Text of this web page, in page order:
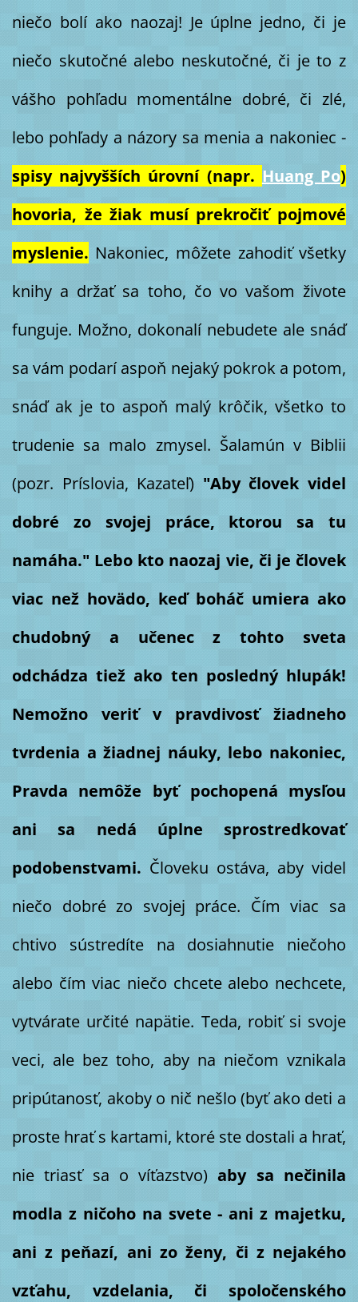
niečo bolí ako naozaj! Je úplne jedno, či je
niečo skutočné alebo neskutočné, či je to z
vášho pohľadu momentálne dobré, či zlé,
lebo pohľady a názory sa menia a nakoniec -
spisy najvyšších úrovní (napr. Huang Po)
hovoria, že žiak musí prekročiť pojmové
myslenie. Nakoniec, môžete zahodiť všetky
knihy a držať sa toho, čo vo vašom živote
funguje. Možno, dokonalí nebudete ale snáď
sa vám podarí aspoň nejaký pokrok a potom,
snáď ak je to aspoň malý krôčik, všetko to
trudenie sa malo zmysel. Šalamún v Biblii
(pozr. Príslovia, Kazateľ) "Aby človek videl
dobré zo svojej práce, ktorou sa tu
namáha." Lebo kto naozaj vie, či je človek
viac než hovädo, keď boháč umiera ako
chudobný a učenec z tohto sveta
odchádza tiež ako ten posledný hlupák!
Nemožno veriť v pravdivosť žiadneho
tvrdenia a žiadnej náuky, lebo nakoniec,
Pravda nemôže byť pochopená mysľou
ani sa nedá úplne sprostredkovať
podobenstvami. Človeku ostáva, aby videl
niečo dobré zo svojej práce. Čím viac sa
chtivo sústredíte na dosiahnutie niečoho
alebo čím viac niečo chcete alebo nechcete,
vytvárate určité napätie. Teda, robiť si svoje
veci, ale bez toho, aby na niečom vznikala
pripútanosť, akoby o nič nešlo (byť ako deti a
proste hrať s kartami, ktoré ste dostali a hrať,
nie triasť sa o víťazstvo)aby sa nečinila
modla z ničoho na svete - ani z majetku,
ani z peňazí, ani zo ženy, či z nejakého
vzťahu, vzdelania, či spoločenského